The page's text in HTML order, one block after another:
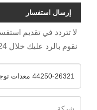
إرسال استفسار
لا تتردد في تقديم
نقوم بالرد عليك خلال 24 ساعة.